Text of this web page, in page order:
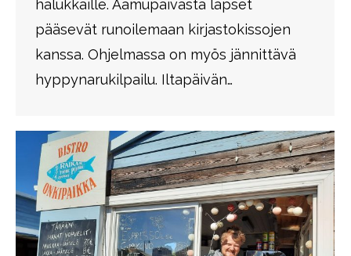
halukkaille. Aamupäivästä lapset
pääsevät runoilemaan kirjastokissojen
kanssa. Ohjelmassa on myös jännittävä
hyppynarukilpailu. Iltapäivän…